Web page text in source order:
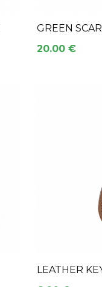
GREEN
20.00 €
LEATHER